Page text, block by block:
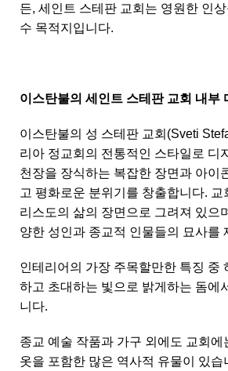
든, 세인트 스테판 교회는 영원한 인
수 목적지입니다.
이스탄불의 세인트 스테판 교회 내부
이스탄불의 성 스테판 교회(Sveti
리아 정교회의 전통적인 스타일로 디
천장을 장식하는 복잡한 장면과 아이
고 평화로운 분위기를 창출합니다. 교
리스도의 삶의 장면으로 그려져 있으
양한 성인과 종교적 인물들의 묘사를
인테리어의 가장 주목할만한 특징 중
하고 초대하는 빛으로 밝게하는 돔에
니다.
종교 예술 작품과 가구 외에도 교회에
옷을 포함한 많은 역사적 유물이 있습